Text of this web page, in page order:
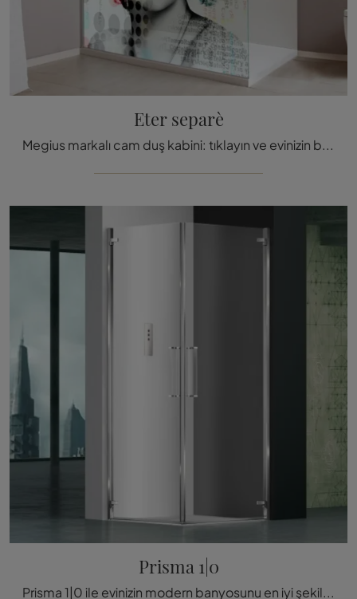
Eter separè
Megius markalı cam duş kabini: tıklayın ve evinizin banyosu için Eter separè banyo mobilyalarını ke
Prisma 1|0
Prisma 1|0 ile evinizin modern banyosunu en iyi şekilde dekore edin, Megius'un cam duş kab